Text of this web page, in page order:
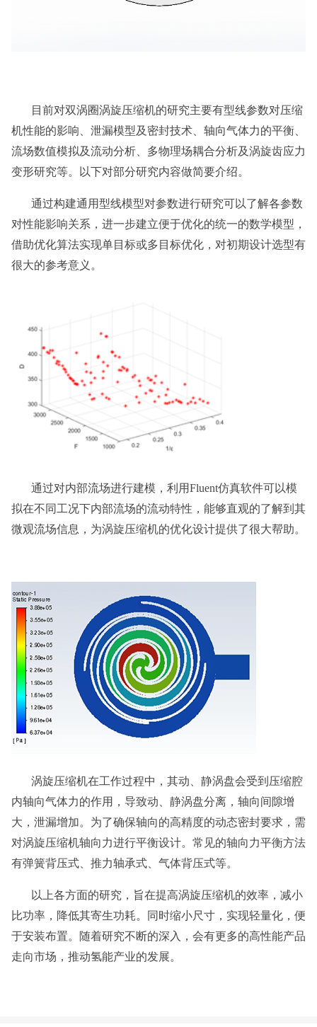
目前对双涡圈涡旋压缩机的研究主要有型线参数对压缩
机性能的影响、泄漏模型及密封技术、轴向气体力的平衡、
流场数值模拟及流动分析、多物理场耦合分析及涡旋齿应力
变形研究等。以下对部分研究内容做简要介绍。
通过构建通用型线模型对参数进行研究可以了解各参数
对性能影响关系，进一步建立便于优化的统一的数学模型，
借助优化算法实现单目标或多目标优化，对初期设计选型有
很大的参考意义。
通过对内部流场进行建模，利用Fluent仿真软件可以模
拟在不同工况下内部流场的流动特性，能够直观的了解到其
微观流场信息，为涡旋压缩机的优化设计提供了很大帮助。
涡旋压缩机在工作过程中，其动、静涡盘会受到压缩腔
内轴向气体力的作用，导致动、静涡盘分离，轴向间隙增
大，泄漏增加。为了确保轴向的高精度的动态密封要求，需
对涡旋压缩机轴向力进行平衡设计。常见的轴向力平衡方法
有弹簧背压式、推力轴承式、气体背压式等。
以上各方面的研究，旨在提高涡旋压缩机的效率，减小
比功率，降低其寄生功耗。同时缩小尺寸，实现轻量化，便
于安装布置。随着研究不断的深入，会有更多的高性能产品
走向市场，推动氢能产业的发展。